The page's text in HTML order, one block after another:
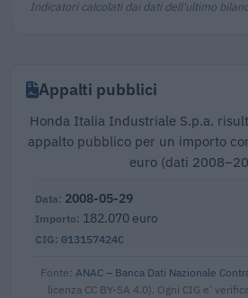
Indicatori calcolati dai dati dell'ultimo
Appalti pubblici
Honda Italia Industriale S.p.a.
appalto pubblico per un importo
euro (dati
013157424C
2008-05-29
182.070 euro
Fonte: ANAC – Banca Dati Nazionale
licenza CC BY-SA 4.0). Ogni CIG e'